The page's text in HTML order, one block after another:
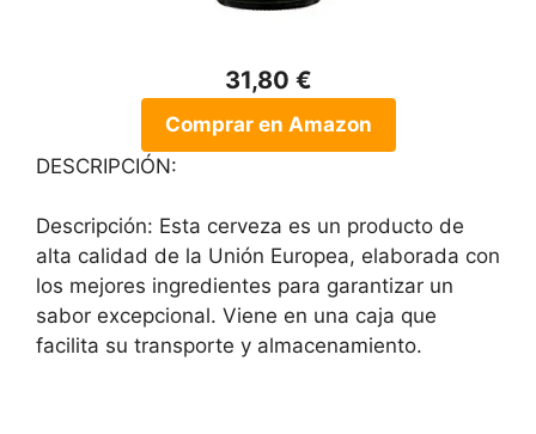
31,80 €
Comprar en Amazon
DESCRIPCIÓN:
Descripción: Esta cerveza es un producto de
alta calidad de la Unión Europea, elaborada con
los mejores ingredientes para garantizar un
sabor excepcional. Viene en una caja que
facilita su transporte y almacenamiento.